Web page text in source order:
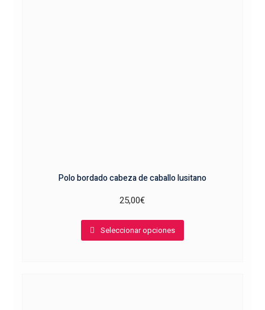
Polo bordado cabeza de caballo lusitano
25,00€
Seleccionar opciones
Este